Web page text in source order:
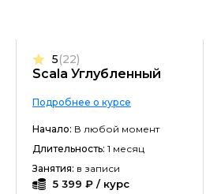
Scala Углубленный
5(22)
Подробнее о курсе
Начало: В любой момент
Длительность: 1 месяц
Занятия: в записи
5 399 ₽ / курс